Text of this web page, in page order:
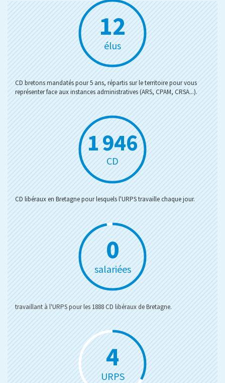
12
élus
CD bretons mandatés pour 5 ans, répartis sur le territoire pour vous
représenter face aux instances administratives (ARS, CPAM, CRSA...).
1 946
CD
CD libéraux en Bretagne pour lesquels l'URPS travaille chaque jour.
4
salariées
travaillant à l'URPS pour les 1888 CD libéraux de Bretagne.
4
URPS